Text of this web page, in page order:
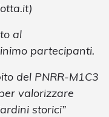
)
al
partecipanti.
del PNRR-M1C3
valorizzare
storici”